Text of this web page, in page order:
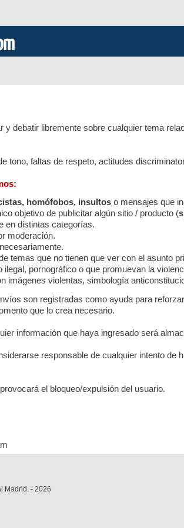
y debatir libremente sobre cualquier tema
tono, faltas de respeto, actitudes
homófobos, insultos o mensajes que
objetivo de publicitar algún sitio / producto (
en distintas categorías.
moderación.
temas que no tienen que ver con el asunto
ilegal, pornográfico o que promuevan la
imágenes violentas, simbología
son registradas como ayuda para
que lo crea necesario.
información que haya ingresado será
responsable de cualquier intento
el bloqueo/expulsión del usuario.
Madrid. - 2026